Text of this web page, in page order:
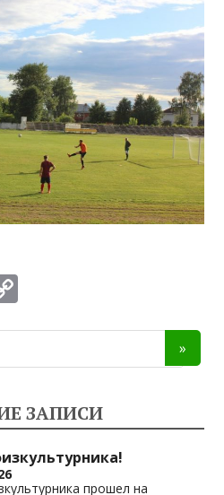
y
Li
n
k
ЗАПИСИ
прошел на